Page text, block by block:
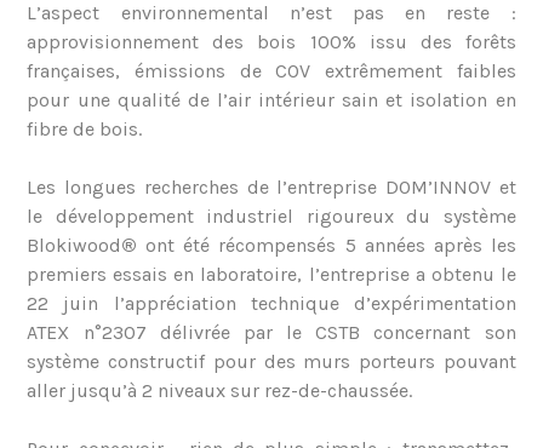
L’aspect environnemental n’est pas en reste :
approvisionnement des bois 100% issu des forêts
françaises, émissions de COV extrêmement faibles
pour une qualité de l’air intérieur sain et isolation en
fibre de bois.
Les longues recherches de l’entreprise DOM’INNOV et
le développement industriel rigoureux du système
Blokiwood® ont été récompensés 5 années après les
premiers essais en laboratoire, l’entreprise a obtenu le
22 juin l’appréciation technique d’expérimentation
ATEX n°2307 délivrée par le CSTB concernant son
système constructif pour des murs porteurs pouvant
aller jusqu’à 2 niveaux sur rez-de-chaussée.